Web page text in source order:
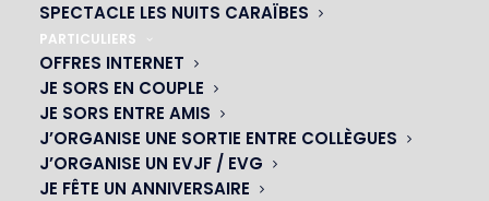
SPECTACLE LES NUITS CARAÏBES
PARTICULIERS
OFFRES INTERNET
JE SORS EN COUPLE
JE SORS ENTRE AMIS
J’ORGANISE UNE SORTIE ENTRE COLLÈGUES
J’ORGANISE UN EVJF / EVG
JE FÊTE UN ANNIVERSAIRE